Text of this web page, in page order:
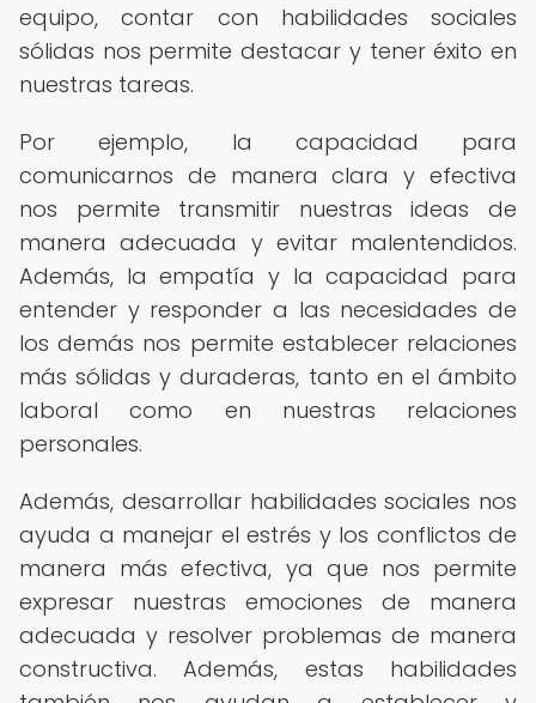
equipo, contar con habilidades sociales
sólidas nos permite destacar y tener éxito en
nuestras tareas.
Por ejemplo, la capacidad para
comunicarnos de manera clara y efectiva
nos permite transmitir nuestras ideas de
manera adecuada y evitar malentendidos.
Además, la empatía y la capacidad para
entender y responder a las necesidades de
los demás nos permite establecer relaciones
más sólidas y duraderas, tanto en el ámbito
laboral como en nuestras relaciones
personales.
Además, desarrollar habilidades sociales nos
ayuda a manejar el estrés y los conflictos de
manera más efectiva, ya que nos permite
expresar nuestras emociones de manera
adecuada y resolver problemas de manera
constructiva. Además, estas habilidades